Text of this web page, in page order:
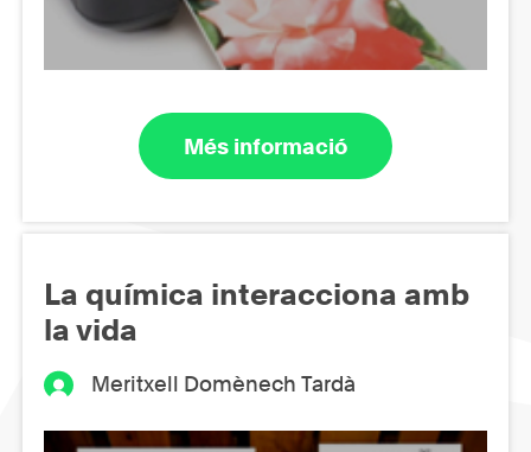
Més informació
La química interacciona amb
la vida
Meritxell Domènech Tardà